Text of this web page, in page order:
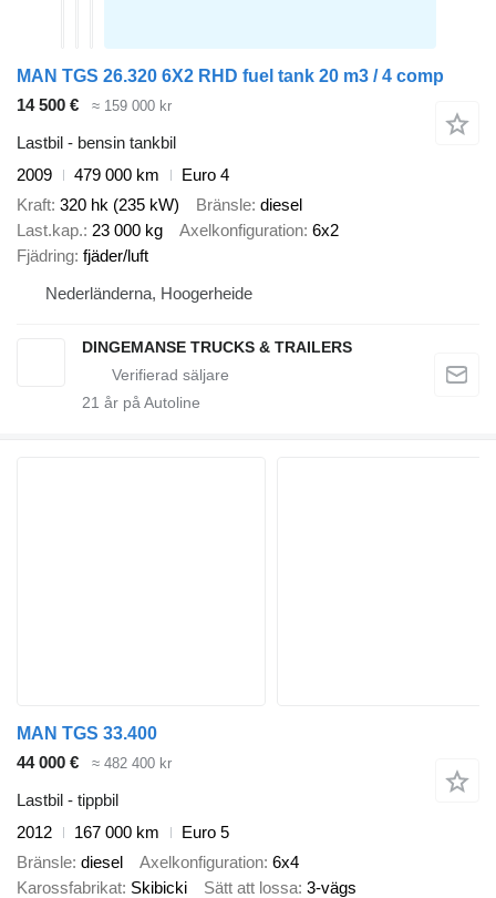
MAN TGS 26.320 6X2 RHD fuel tank 20 m3 / 4 comp
14 500 €
≈ 159 000 kr
Lastbil - bensin tankbil
2009
479 000 km
Euro 4
Kraft 320 hk (235 kW) Bränsle diesel
Last.kap. 23 000 kg Axelkonfiguration 6x2
Fjädring fjäder/luft
Nederländerna, Hoogerheide
DINGEMANSE TRUCKS & TRAILERS
21 år på Autoline
MAN TGS 33.400
44 000 €
≈ 482 400 kr
Lastbil - tippbil
2012
167 000 km
Euro 5
Bränsle diesel Axelkonfiguration 6x4
Karossfabrikat Skibicki Sätt att lossa 3-vägs